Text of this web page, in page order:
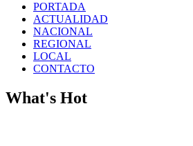
PORTADA
ACTUALIDAD
NACIONAL
REGIONAL
LOCAL
CONTACTO
What's Hot